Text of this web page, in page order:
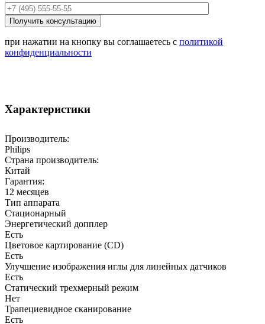
при нажатии на кнопку вы соглашаетесь с политикой
конфиденциальности
Характеристики
Производитель:
Philips
Страна производитель:
Китай
Гарантия:
12 месяцев
Тип аппарата
Стационарный
Энергетический допплер
Есть
Цветовое картирование (CD)
Есть
Улучшение изображения иглы для линейных датчиков
Есть
Статический трехмерный режим
Нет
Трапециевидное сканирование
Есть